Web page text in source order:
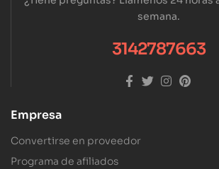
semana.
3142787663
Empresa
Convertirse en proveedor
Programa de afiliados